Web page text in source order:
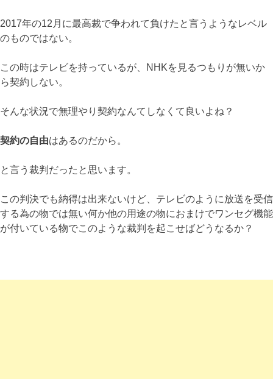
2017年の12月に最高裁で争われて負けたと言うようなレベル
のものではない。
この時はテレビを持っているが、NHKを見るつもりが無いか
ら契約しない。
そんな状況で無理やり契約なんてしなくて良いよね？
契約の自由はあるのだから。
と言う裁判だったと思います。
この判決でも納得は出来ないけど、テレビのように放送を受信
する為の物では無い何か他の用途の物におまけでワンセグ機能
が付いている物でこのような裁判を起こせばどうなるか？